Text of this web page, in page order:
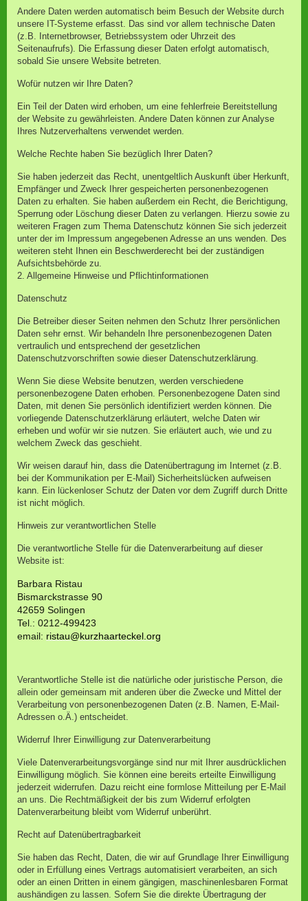
Andere Daten werden automatisch beim Besuch der Website durch
unsere IT-Systeme erfasst. Das sind vor allem technische Daten
(z.B. Internetbrowser, Betriebssystem oder Uhrzeit des
Seitenaufrufs). Die Erfassung dieser Daten erfolgt automatisch,
sobald Sie unsere Website betreten.
Wofür nutzen wir Ihre Daten?
Ein Teil der Daten wird erhoben, um eine fehlerfreie Bereitstellung
der Website zu gewährleisten. Andere Daten können zur Analyse
Ihres Nutzerverhaltens verwendet werden.
Welche Rechte haben Sie bezüglich Ihrer Daten?
Sie haben jederzeit das Recht, unentgeltlich Auskunft über Herkunft,
Empfänger und Zweck Ihrer gespeicherten personenbezogenen
Daten zu erhalten. Sie haben außerdem ein Recht, die Berichtigung,
Sperrung oder Löschung dieser Daten zu verlangen. Hierzu sowie zu
weiteren Fragen zum Thema Datenschutz können Sie sich jederzeit
unter der im Impressum angegebenen Adresse an uns wenden. Des
weiteren steht Ihnen ein Beschwerderecht bei der zuständigen
Aufsichtsbehörde zu.
2. Allgemeine Hinweise und Pflichtinformationen
Datenschutz
Die Betreiber dieser Seiten nehmen den Schutz Ihrer persönlichen
Daten sehr ernst. Wir behandeln Ihre personenbezogenen Daten
vertraulich und entsprechend der gesetzlichen
Datenschutzvorschriften sowie dieser Datenschutzerklärung.
Wenn Sie diese Website benutzen, werden verschiedene
personenbezogene Daten erhoben. Personenbezogene Daten sind
Daten, mit denen Sie persönlich identifiziert werden können. Die
vorliegende Datenschutzerklärung erläutert, welche Daten wir
erheben und wofür wir sie nutzen. Sie erläutert auch, wie und zu
welchem Zweck das geschieht.
Wir weisen darauf hin, dass die Datenübertragung im Internet (z.B.
bei der Kommunikation per E-Mail) Sicherheitslücken aufweisen
kann. Ein lückenloser Schutz der Daten vor dem Zugriff durch Dritte
ist nicht möglich.
Hinweis zur verantwortlichen Stelle
Die verantwortliche Stelle für die Datenverarbeitung auf dieser
Website ist:
Barbara Ristau
Bismarckstrasse 90
42659 Solingen
Tel.: 0212-499423
email: ristau@kurzhaarteckel.org
Verantwortliche Stelle ist die natürliche oder juristische Person, die
allein oder gemeinsam mit anderen über die Zwecke und Mittel der
Verarbeitung von personenbezogenen Daten (z.B. Namen, E-Mail-
Adressen o.Ä.) entscheidet.
Widerruf Ihrer Einwilligung zur Datenverarbeitung
Viele Datenverarbeitungsvorgänge sind nur mit Ihrer ausdrücklichen
Einwilligung möglich. Sie können eine bereits erteilte Einwilligung
jederzeit widerrufen. Dazu reicht eine formlose Mitteilung per E-Mail
an uns. Die Rechtmäßigkeit der bis zum Widerruf erfolgten
Datenverarbeitung bleibt vom Widerruf unberührt.
Recht auf Datenübertragbarkeit
Sie haben das Recht, Daten, die wir auf Grundlage Ihrer Einwilligung
oder in Erfüllung eines Vertrags automatisiert verarbeiten, an sich
oder an einen Dritten in einem gängigen, maschinenlesbaren Format
aushändigen zu lassen. Sofern Sie die direkte Übertragung der